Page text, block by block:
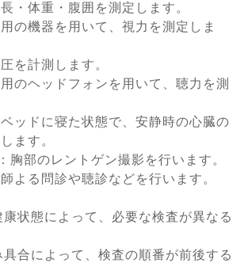
・体重・腹囲を測定します。
の機器を用いて、視力を測定しま
を計測します。
のヘッドフォンを用いて、聴力を測
ッドに寝た状態で、安静時の心臓の
ます。
胸部のレントゲン撮影を行います。
よる問診や聴診などを行います。
状態によって、必要な検査が異なる
具合によって、検査の順番が前後する